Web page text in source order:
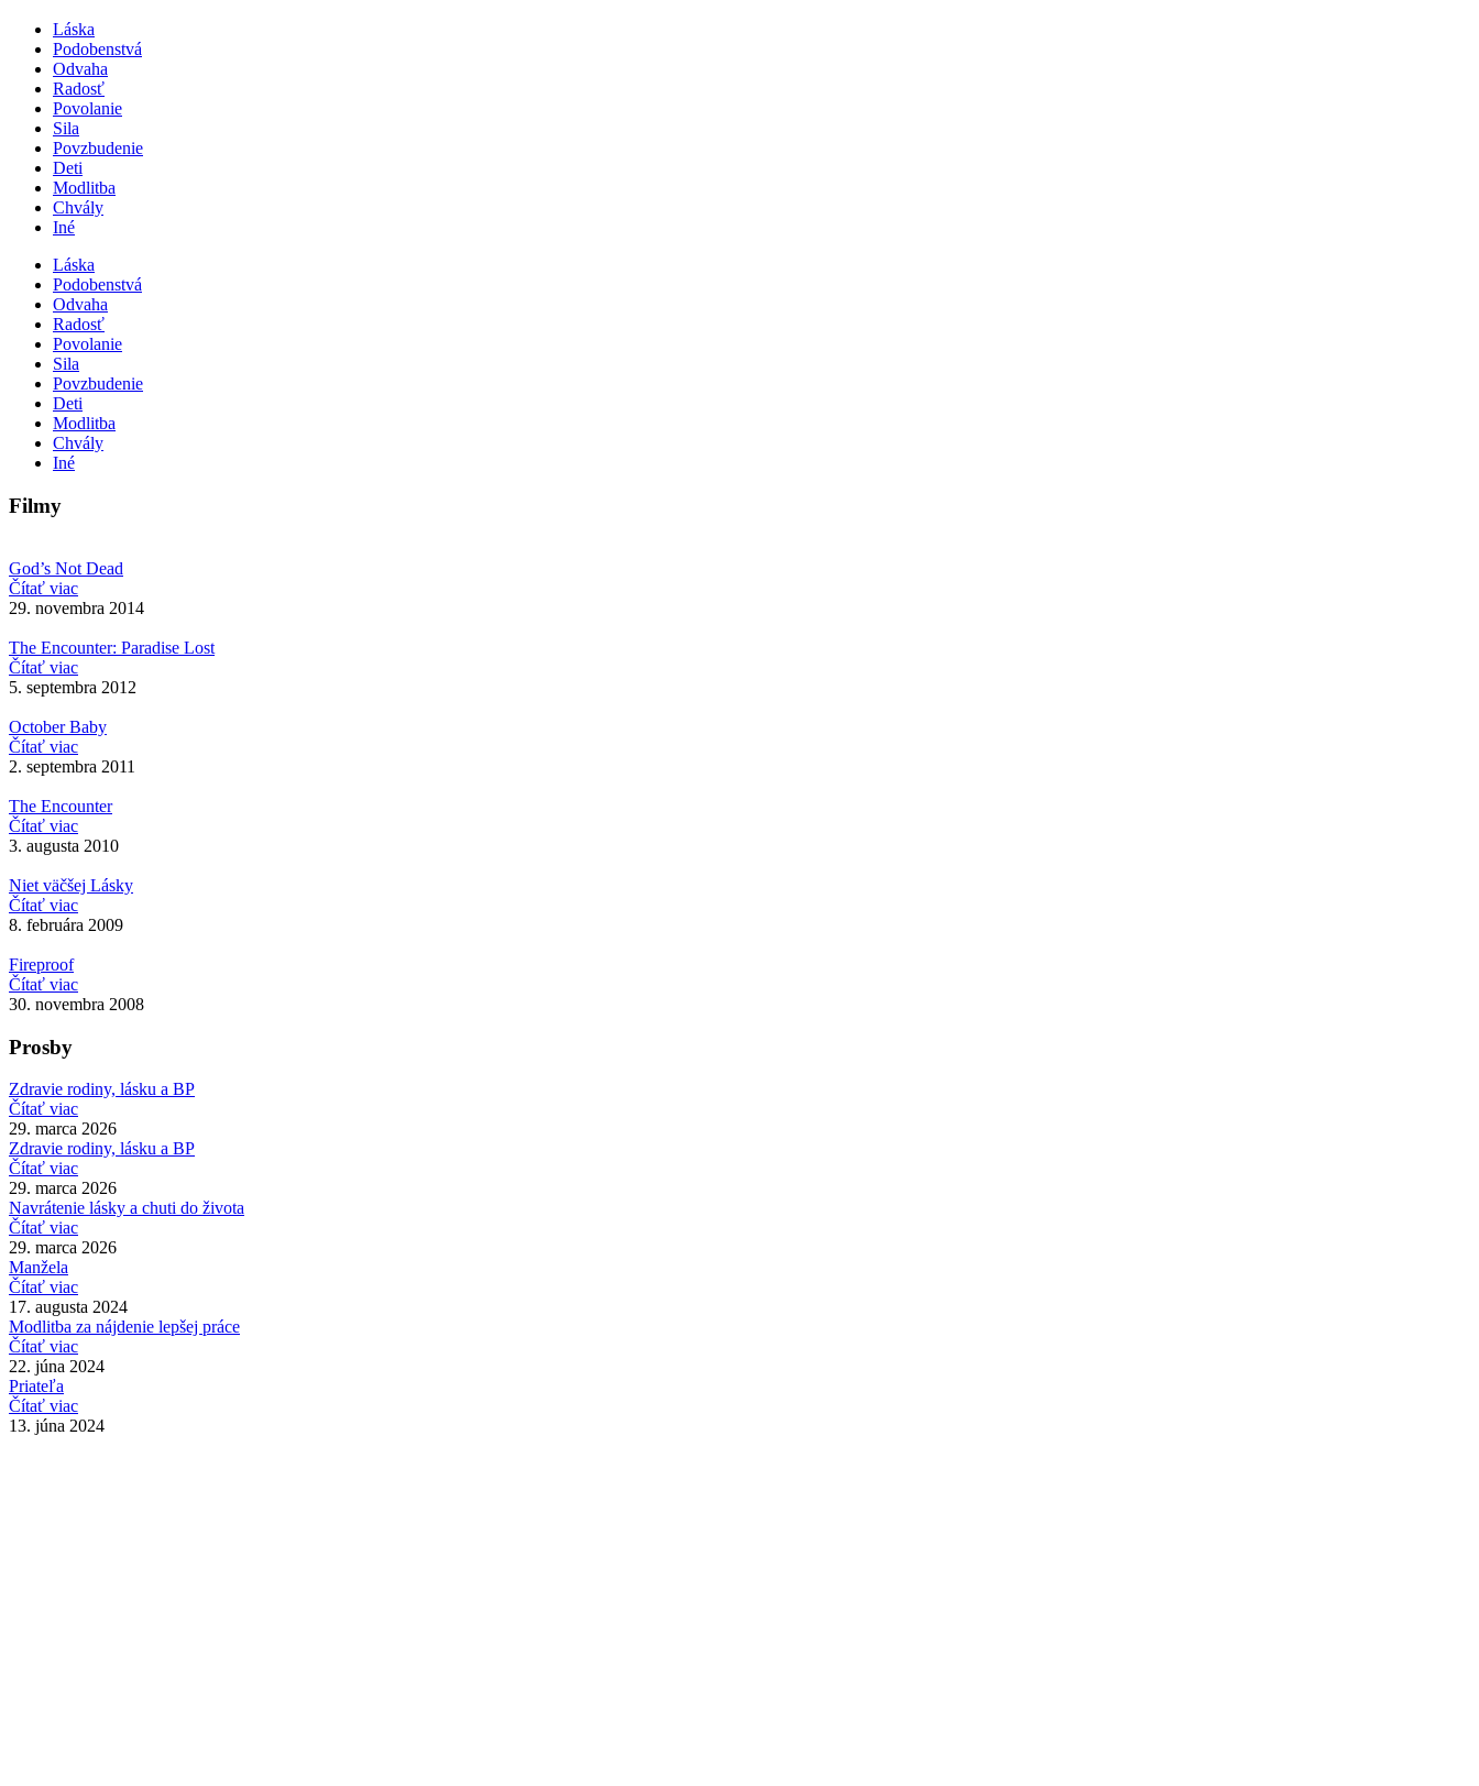
Láska
Podobenstvá
Odvaha
Radosť
Povolanie
Sila
Povzbudenie
Deti
Modlitba
Chvály
Iné
Láska
Podobenstvá
Odvaha
Radosť
Povolanie
Sila
Povzbudenie
Deti
Modlitba
Chvály
Iné
Filmy
God’s Not Dead
Čítať viac
29. novembra 2014
The Encounter: Paradise Lost
Čítať viac
5. septembra 2012
October Baby
Čítať viac
2. septembra 2011
The Encounter
Čítať viac
3. augusta 2010
Niet väčšej Lásky
Čítať viac
8. februára 2009
Fireproof
Čítať viac
30. novembra 2008
Prosby
Zdravie rodiny, lásku a BP
Čítať viac
29. marca 2026
Zdravie rodiny, lásku a BP
Čítať viac
29. marca 2026
Navrátenie lásky a chuti do života
Čítať viac
29. marca 2026
Manžela
Čítať viac
17. augusta 2024
Modlitba za nájdenie lepšej práce
Čítať viac
22. júna 2024
Priateľa
Čítať viac
13. júna 2024